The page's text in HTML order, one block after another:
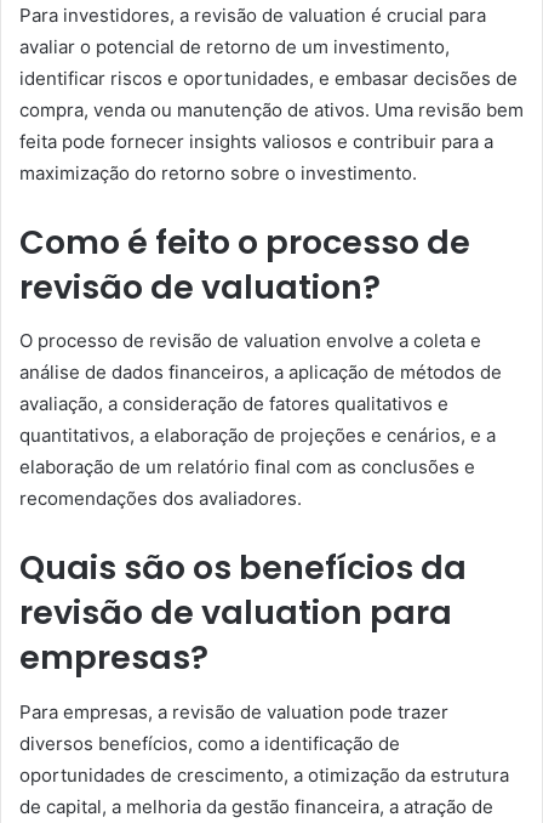
Para investidores, a revisão de valuation é crucial para
avaliar o potencial de retorno de um investimento,
identificar riscos e oportunidades, e embasar decisões de
compra, venda ou manutenção de ativos. Uma revisão bem
feita pode fornecer insights valiosos e contribuir para a
maximização do retorno sobre o investimento.
Como é feito o processo de
revisão de valuation?
O processo de revisão de valuation envolve a coleta e
análise de dados financeiros, a aplicação de métodos de
avaliação, a consideração de fatores qualitativos e
quantitativos, a elaboração de projeções e cenários, e a
elaboração de um relatório final com as conclusões e
recomendações dos avaliadores.
Quais são os benefícios da
revisão de valuation para
empresas?
Para empresas, a revisão de valuation pode trazer
diversos benefícios, como a identificação de
oportunidades de crescimento, a otimização da estrutura
de capital, a melhoria da gestão financeira, a atração de